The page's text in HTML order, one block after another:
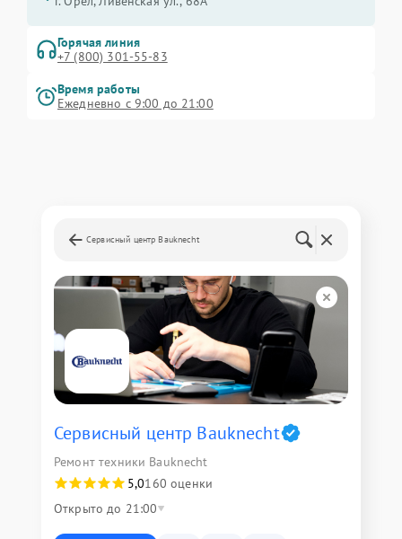
Горячая линия
+7 (800) 301-55-83
Время работы
Ежедневно с 9:00 до 21:00
Сервисный центр Bauknecht
Сервисный центр Bauknecht
Ремонт техники Bauknecht
5,0160 оценки
Открыто до 21:00